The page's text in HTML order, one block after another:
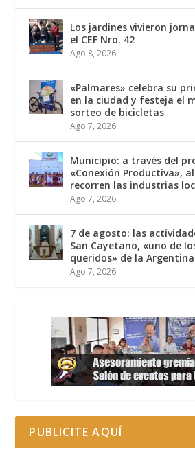
Los jardines vivieron
el CEF Nro. 42
Ago 8, 2026
«Palmares» celebra su
en la ciudad y festeja el
sorteo de bicicletas
Ago 7, 2026
Municipio: a través del
«Conexión Productiva»,
recorren las industrias
Ago 7, 2026
7 de agosto: las
San Cayetano, «uno de
queridos» de la Argentina
Ago 7, 2026
PUBLICITE AQUÍ